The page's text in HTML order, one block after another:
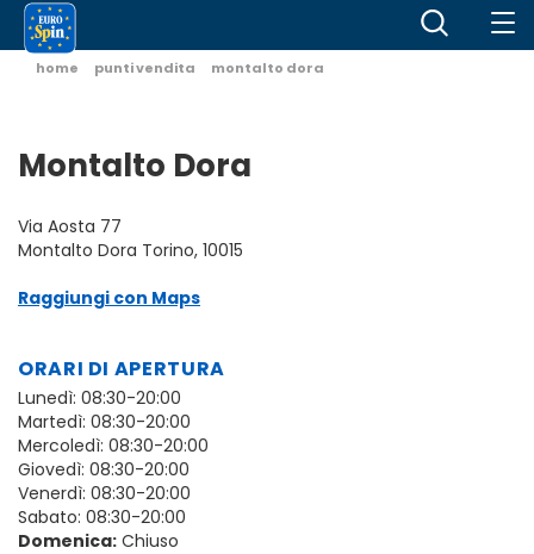
home punti vendita montalto dora
Montalto Dora
Via Aosta 77
Montalto Dora Torino, 10015
Raggiungi con Maps
ORARI DI APERTURA
Lunedì: 08:30-20:00
Martedì: 08:30-20:00
Mercoledì: 08:30-20:00
Giovedì: 08:30-20:00
Venerdì: 08:30-20:00
Sabato: 08:30-20:00
Domenica: Chiuso